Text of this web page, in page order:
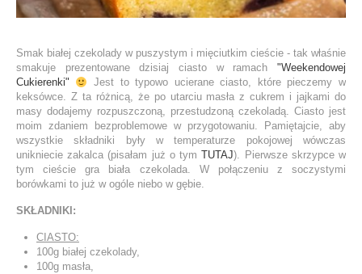
Smak białej czekolady w puszystym i mięciutkim cieście - tak właśnie
smakuje prezentowane dzisiaj ciasto w ramach "Weekendowej
Cukierenki"
Jest to typowo ucierane ciasto, które pieczemy w
keksówce. Z ta różnicą, że po utarciu masła z cukrem i jajkami do
masy dodajemy rozpuszczoną, przestudzoną czekoladą. Ciasto jest
moim zdaniem bezproblemowe w przygotowaniu. Pamiętajcie, aby
wszystkie składniki były w temperaturze pokojowej wówczas
unikniecie zakalca (pisałam już o tymTUTAJ). Pierwsze skrzypce w
tym cieście gra biała czekolada. W połączeniu z soczystymi
borówkami to już w ogóle niebo w gębie.
SKŁADNIKI:
CIASTO:
100g białej czekolady,
100g masła,